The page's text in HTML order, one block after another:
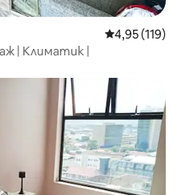
Средна
4,95 (119)
| Климатик |